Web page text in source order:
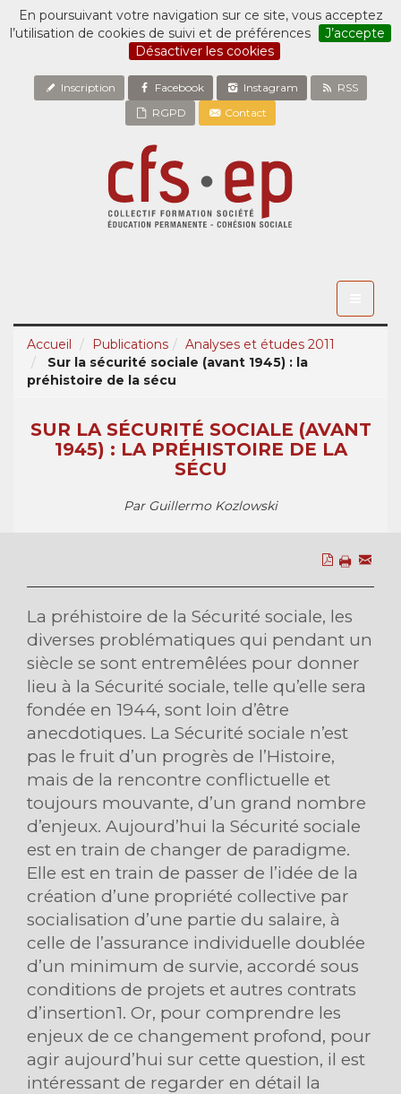
En poursuivant votre navigation sur ce site, vous acceptez
l’utilisation de cookies de suivi et de préférences
J’accepte
Désactiver les cookies
Inscription Facebook Instagram
RSS
RGPD
Contact
Accueil
Publications
Analyses et études 2011
Sur la sécurité sociale (avant 1945) : la
préhistoire de la sécu
SUR LA SÉCURITÉ SOCIALE (AVANT
1945) : LA PRÉHISTOIRE DE LA
SÉCU
Par Guillermo Kozlowski
La préhistoire de la Sécurité sociale, les
diverses problématiques qui pendant un
siècle se sont entremêlées pour donner
lieu à la Sécurité sociale, telle qu’elle sera
fondée en 1944, sont loin d’être
anecdotiques. La Sécurité sociale n’est
pas le fruit d’un progrès de l’Histoire,
mais de la rencontre conflictuelle et
toujours mouvante, d’un grand nombre
d’enjeux. Aujourd’hui la Sécurité sociale
est en train de changer de paradigme.
Elle est en train de passer de l’idée de la
création d’une propriété collective par
socialisation d’une partie du salaire, à
celle de l’assurance individuelle doublée
d’un minimum de survie, accordé sous
conditions de projets et autres contrats
d’insertion1. Or, pour comprendre les
enjeux de ce changement profond, pour
agir aujourd’hui sur cette question, il est
intéressant de regarder en détail la